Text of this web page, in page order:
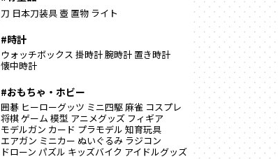
刀 日本刀装具壺 置物 ライト
#時計
ウォッチボックス 掛時計腕時計 置き時計
懐中時計
#おもちゃ・ホビー
囲碁 ヒーローグッツ ミニ四駆麻雀 コスプレ
将棋ゲーム 模型 アニメグッズ フィギア
モデルガン カード プラモデル 知育玩具
エアガン ミニカー ぬいぐるみ ラジコン
ドローン パズル キッズバイク アイドルグッズ